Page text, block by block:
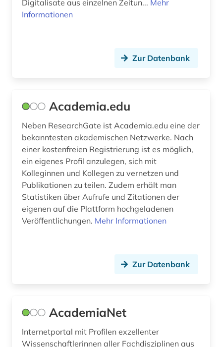
belarussisch (1)
belgien (10)
belgienforschung (1)
belletristik (1)
benelux (1)
berichte (1)
beruf (1)
berufliche bildung (1)
Digitalisate aus einzelnen Zeitun... Mehr
Informationen
Zur Datenbank
Academia.edu
Neben ResearchGate ist Academia.edu eine der
bekanntesten akademischen Netzwerke. Nach
einer kostenfreien Registrierung ist es möglich,
ein eigenes Profil anzulegen, sich mit
Kolleginnen und Kollegen zu vernetzen und
Publikationen zu teilen. Zudem erhält man
Statistiken über Aufrufe und Zitationen der
eigenen auf die Plattform hochgeladenen
Veröffentlichungen. Mehr Informationen
Zur Datenbank
AcademiaNet
Internetportal mit Profilen exzellenter
Wissenschaftlerinnen aller Fachdisziplinen aus